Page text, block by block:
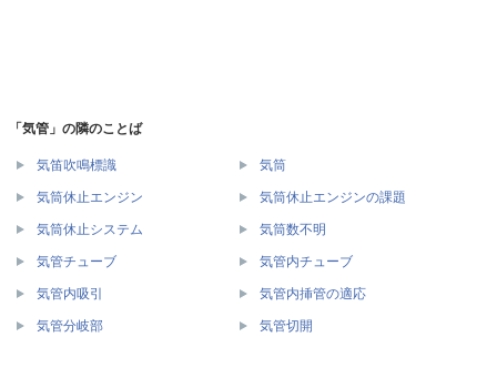
「気管」の隣のことば
気笛吹鳴標識 気筒
気筒休止エンジン 気筒休止エンジンの課題
気筒休止システム 気筒数不明
気管チューブ 気管内チューブ
気管内吸引 気管内挿管の適応
気管分岐部 気管切開